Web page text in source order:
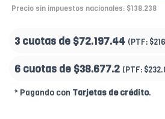
Precio sin impuestos nacionales: $138.238
3 cuotas de $72.197.44 (PTF:
6 cuotas de $38.677.2 (PTF:
* Pagando con Tarjetas de crédito.